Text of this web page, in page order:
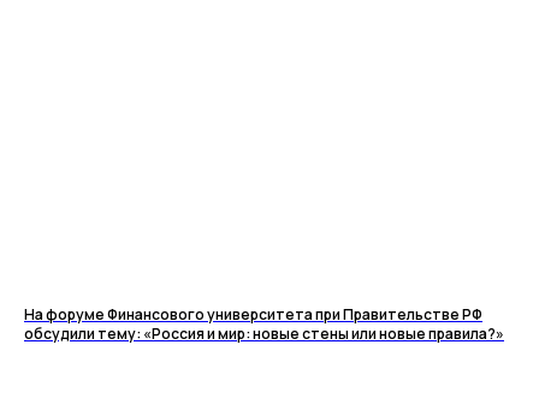
На форуме Финансового университета при Правительстве РФ
обсудили тему: «Россия и мир: новые стены или новые правила?»